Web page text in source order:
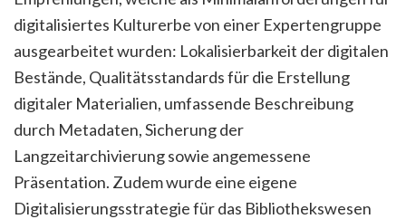
digitalisiertes Kulturerbe von einer Expertengruppe
ausgearbeitet wurden: Lokalisierbarkeit der digitalen
Bestände, Qualitätsstandards für die Erstellung
digitaler Materialien, umfassende Beschreibung
durch Metadaten, Sicherung der
Langzeitarchivierung sowie angemessene
Präsentation. Zudem wurde eine eigene
Digitalisierungsstrategie für das Bibliothekswesen